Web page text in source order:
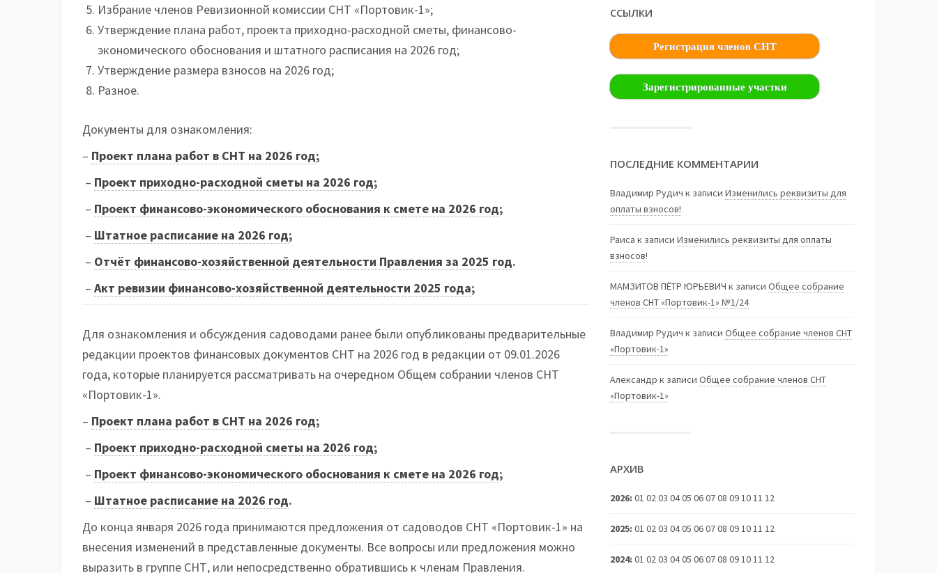
Избрание членов Ревизионной комиссии СНТ «Портовик-1»;
Утверждение плана работ, проекта приходно-расходной сметы, финансово-
экономического обоснования и штатного расписания на 2026 год;
Утверждение размера взносов на 2026 год;
Разное.
Документы для ознакомления:
– Проект плана работ в СНТ на 2026 год;
– Проект приходно-расходной сметы на 2026 год;
– Проект финансово-экономического обоснования к смете на 2026 год;
– Штатное расписание на 2026 год;
– Отчёт финансово-хозяйственной деятельности Правления за 2025 год.
– Акт ревизии финансово-хозяйственной деятельности 2025 года;
Для ознакомления и обсуждения садоводами ранее были опубликованы предварительные
редакции проектов финансовых документов СНТ на 2026 год в редакции от 09.01.2026
года, которые планируется рассматривать на очередном Общем собрании членов СНТ
«Портовик-1».
– Проект плана работ в СНТ на 2026 год;
– Проект приходно-расходной сметы на 2026 год;
– Проект финансово-экономического обоснования к смете на 2026 год;
– Штатное расписание на 2026 год.
До конца января 2026 года принимаются предложения от садоводов СНТ «Портовик-1» на
внесения изменений в представленные документы. Все вопросы или предложения можно
выразить в группе СНТ, или непосредственно обратившись к членам Правления.
ССЫЛКИ
Регистрация членов СНТ
Зарегистрированные участки
ПОСЛЕДНИЕ КОММЕНТАРИИ
Владимир Рудич к записиИзменились реквизиты для
оплаты взносов!
Раиса к записиИзменились реквизиты для оплаты
взносов!
МАМЗИТОВ ПЁТР ЮРЬЕВИЧ к записиОбщее собрание
членов СНТ «Портовик-1» №1/24
Владимир Рудич к записиОбщее собрание членов СНТ
«Портовик-1»
Александр к записиОбщее собрание членов СНТ
«Портовик-1»
АРХИВ
2026:01 0203 0405 060708 091011 12
2025:01 0203 0405 060708 091011 12
2024:01 0203 0405 060708 091011 12